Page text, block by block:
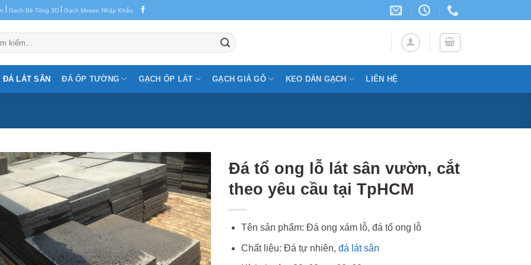
| Gạch Bê Tông 3D | Gạch Mosaic Nhập Khẩu
ĐÁ LÁT SÂN ĐÁ ỐP TƯỜNG GẠCH ỐP LÁT GẠCH GIẢ GỖ KEO DÁN GẠCH LIÊN HỆ
Đá tổ ong lỗ lát sân vườn, cắt
theo yêu cầu tại TpHCM
Tên sản phẩm: Đá ong xám lỗ, đá tổ ong lỗ
Chất liệu: Đá tự nhiên, đá lát sân